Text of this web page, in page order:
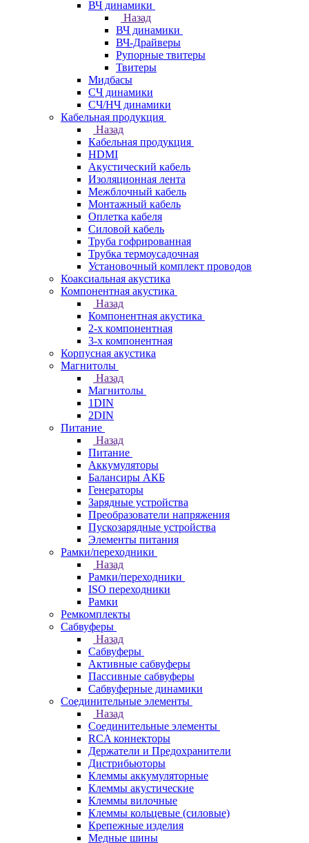
ВЧ динамики
Назад
ВЧ динамики
ВЧ-Драйверы
Рупорные твитеры
Твитеры
Мидбасы
СЧ динамики
СЧ/НЧ динамики
Кабельная продукция
Назад
Кабельная продукция
HDMI
Акустический кабель
Изоляционная лента
Межблочный кабель
Монтажный кабель
Оплетка кабеля
Силовой кабель
Труба гофрированная
Трубка термоусадочная
Установочный комплект проводов
Коаксиальная акустика
Компонентная акустика
Назад
Компонентная акустика
2-х компонентная
3-х компонентная
Корпусная акустика
Магнитолы
Назад
Магнитолы
1DIN
2DIN
Питание
Назад
Питание
Аккумуляторы
Балансиры АКБ
Генераторы
Зарядные устройства
Преобразователи напряжения
Пускозарядные устройства
Элементы питания
Рамки/переходники
Назад
Рамки/переходники
ISO переходники
Рамки
Ремкомплекты
Сабвуферы
Назад
Сабвуферы
Активные сабвуферы
Пассивные сабвуферы
Сабвуферные динамики
Соединительные элементы
Назад
Соединительные элементы
RCA коннекторы
Держатели и Предохранители
Дистрибьюторы
Клеммы аккумуляторные
Клеммы акустические
Клеммы вилочные
Клеммы кольцевые (силовые)
Крепежные изделия
Медные шины